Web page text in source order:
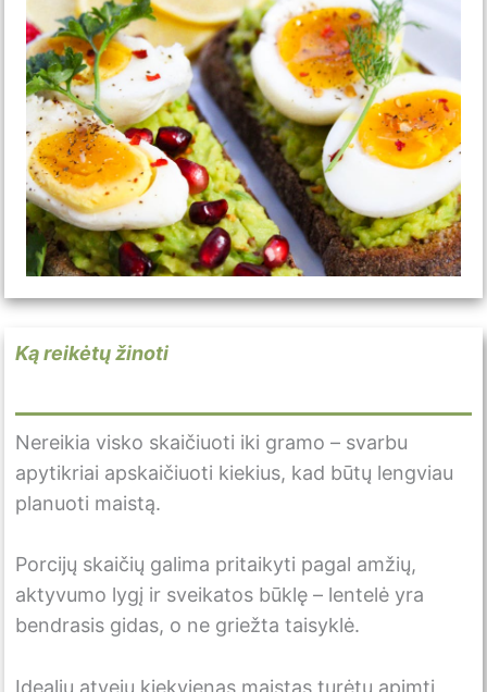
Ką reikėtų žinoti
Nereikia visko skaičiuoti iki gramo – svarbu
apytikriai apskaičiuoti kiekius, kad būtų lengviau
planuoti maistą.
Porcijų skaičių galima pritaikyti pagal amžių,
aktyvumo lygį ir sveikatos būklę – lentelė yra
bendrasis gidas, o ne griežta taisyklė.
Idealiu atveju kiekvienas maistas turėtų apimti